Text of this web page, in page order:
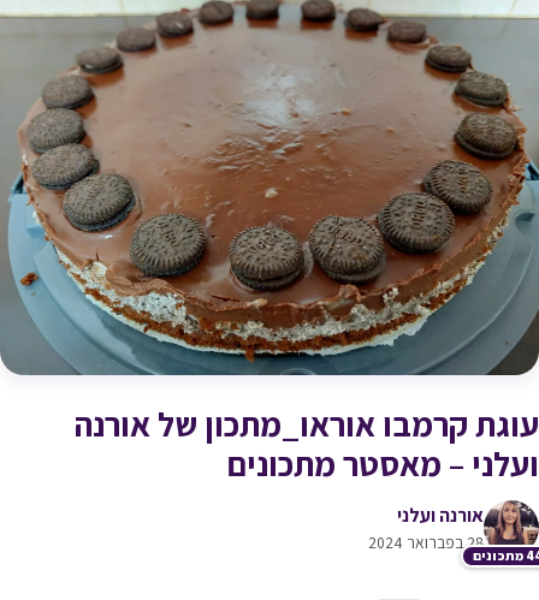
עוגת קרמבו אוראו_מתכון של אורנה
ועלני – מאסטר מתכונים
אורנה ועלני
28 בפברואר 2024